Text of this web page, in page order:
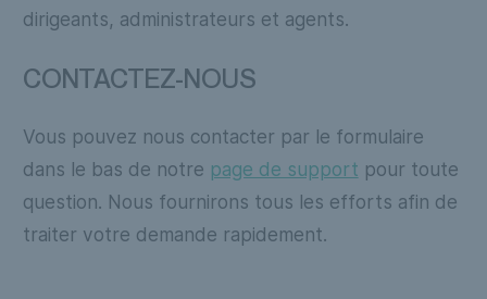
dirigeants, administrateurs et agents.
CONTACTEZ-NOUS
Vous pouvez nous contacter par le formulaire
dans le bas de notre page de support pour toute
question. Nous fournirons tous les efforts afin de
traiter votre demande rapidement.